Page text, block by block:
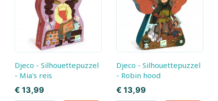
Djeco - Silhouettepuzzel
- Mia's reis
Prijs
€ 13,99
Djeco - Silhouettepuzzel
- Robin hood
Prijs
€ 13,99